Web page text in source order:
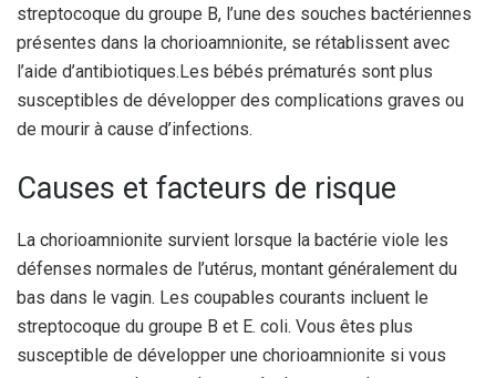
streptocoque du groupe B, l’une des souches bactériennes
présentes dans la chorioamnionite, se rétablissent avec
l’aide d’antibiotiques.Les bébés prématurés sont plus
susceptibles de développer des complications graves ou
de mourir à cause d’infections.
Causes et facteurs de risque
La chorioamnionite survient lorsque la bactérie viole les
défenses normales de l’utérus, montant généralement du
bas dans le vagin. Les coupables courants incluent le
streptocoque du groupe B et E. coli. Vous êtes plus
susceptible de développer une chorioamnionite si vous